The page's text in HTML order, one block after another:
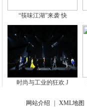
“筷味江湖”来袭 快
时尚与工业的狂欢 J
网站介绍 XML地图